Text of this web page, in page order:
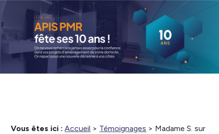
Vous êtes ici :Accueil > Témoignages > Madame S. sur